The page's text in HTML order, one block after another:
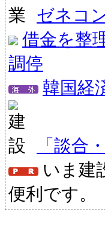
ゼネコ
借金を整
調停
韓国経
「談合
いま建
便利です。